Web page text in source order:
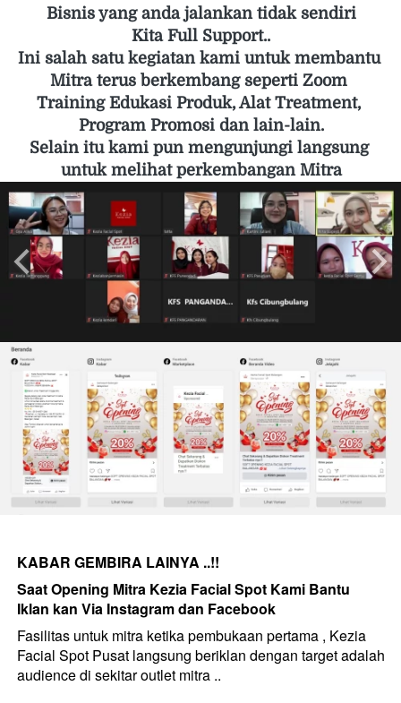
Bisnis yang anda jalankan tidak sendiri
Kita Full Support..
Ini salah satu kegiatan kami untuk membantu
Mitra terus berkembang seperti Zoom
Training Edukasi Produk, Alat Treatment,
Program Promosi dan lain-lain.
Selain itu kami pun mengunjungi langsung
untuk melihat perkembangan Mitra
KABAR GEMBIRA LAINYA ..!!
Saat Opening Mitra Kezia Facial Spot Kami Bantu
Iklan kan Via Instagram dan Facebook
Fasilitas untuk mitra ketika pembukaan pertama , Kezia
Facial Spot Pusat langsung beriklan dengan target adalah
audience di sekitar outlet mitra ..